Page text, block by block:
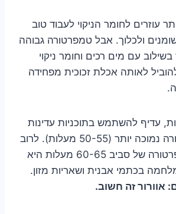
עוזרים לחומר הניקוי לעבוד טוב
ולכלוך. אבל טמפרטורה גבוהה
עם מים רכים וחומר ניקוי
לאותה אכלת זכוכית מפחידה
עדיף להשתמש בתוכניות עדינות
או בטמפרטורה נמוכה יותר (50-55 מעלות). לרוב
הכלים, טמפרטורה של סביב 60-65 מעלות היא
בכתמי אבנית ושאריות מזון.
אוורור זה חשוב.